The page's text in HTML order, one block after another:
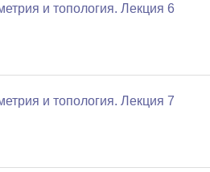
и топология. Лекция 6
и топология. Лекция 7